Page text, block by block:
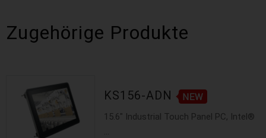
Zugehörige Produkte
KS156-ADN
15.6" Industrial Touch Panel PC, Intel®
...